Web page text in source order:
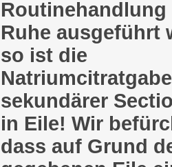
Ruhe ausgeführt
so ist die
sekundärer
in Eile! Wir
dass auf Grund